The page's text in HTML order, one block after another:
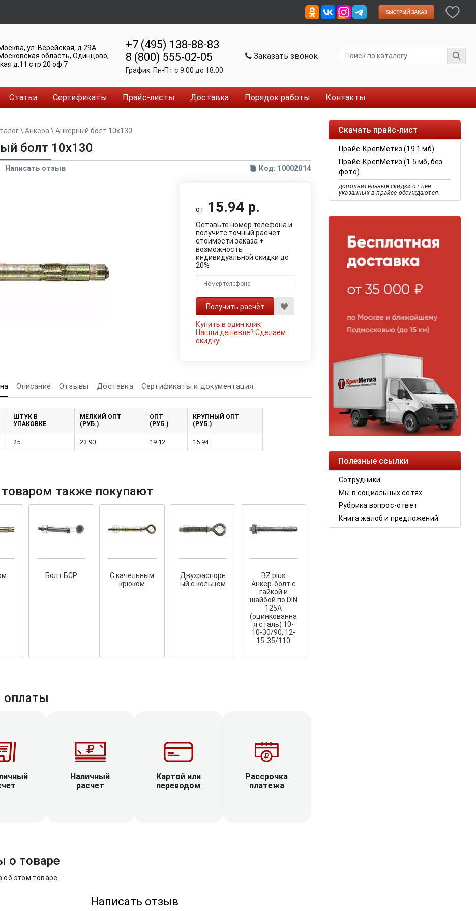
, ул. Верейская, д.29А
область, Одинцово,
д.11 стр.20 оф.7
+7 (495) 138-88-83
8 (800) 555-02-05
График: Пн-Пт c 9:00 до 18:00
Заказать звонок
Статьи Сертификаты Прайс-листы Доставка Порядок работы Контакты
Cкрытый крепеж
У нас появился
крепеж для деревянных террас
Скачать прайс-лист
Прайс-КрепМетиз (19.1 мб)
Прайс-КрепМетиз (1.5 мб, без
фото)
дополнительные скидки от цен
указанных в прайсе обсуждаются.
Полезные ссылки
Сотрудники
Мы в социальных сетях
Рубрика вопрос-ответ
Книга жалоб и предложений
\ Анкера \ Анкерный болт 10x130
болт 10x130
Написать отзыв Код: 10002014
от 15.94 р.
Оставьте номер телефона и
получите точный расчёт
стоимости заказа +
возможность
индивидуальной скидки до
20%
Купить в один клик
Нашли дешевле?Сделаем
скидку!
Описание Отзывы Доставка Сертификаты и документация
ШТУК В
УПАКОВКЕ
МЕЛКИЙ ОПТ
(РУБ.)
ОПТ
(РУБ.)
КРУПНЫЙ ОПТ
(РУБ.)
25 23.90 19.12 15.94
также покупают
Болт БСР
С качельным
крюком
Двухраспорн
ый с кольцом
BZ plus
Анкер-болт с
гайкой и
шайбой по DIN
125A
(оцинкованна
я сталь) 10-
10-30/90, 12-
15-35/110
Наличный
расчет
Картой или
переводом
Рассрочка
платежа
о товаре
об этом товаре.
Написать отзыв